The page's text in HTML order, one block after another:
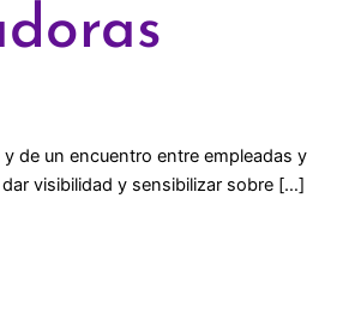
de un encuentro entre empleadas y
visibilidad y sensibilizar sobre […]